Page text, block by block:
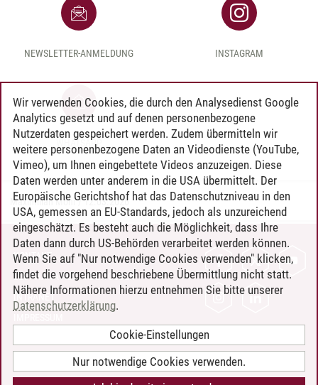
NEWSLETTER-ANMELDUNG INSTAGRAM
WHATSAPP
Maximilian Mohr/12.03.2026
KONTAKT
LEUPHANA ALS ARBEITGEBER
INTRANET
BARRIEREFREIHEIT
COOKIE-EINSTELLUNGEN
Wir verwenden Cookies, die durch den Analysedienst Google
Analytics gesetzt und auf denen personenbezogene
Nutzerdaten gespeichert werden. Zudem übermitteln wir
weitere personenbezogene Daten an Videodienste (YouTube,
Vimeo), um Ihnen eingebettete Videos anzuzeigen. Diese
Daten werden unter anderem in die USA übermittelt. Der
Europäische Gerichtshof hat das Datenschutzniveau in den
USA, gemessen an EU-Standards, jedoch als unzureichend
eingeschätzt. Es besteht auch die Möglichkeit, dass Ihre
Daten dann durch US-Behörden verarbeitet werden können.
Wenn Sie auf "Nur notwendige Cookies verwenden" klicken,
findet die vorgehend beschriebene Übermittlung nicht statt.
Nähere Informationen hierzu entnehmen Sie bitte unserer
Datenschutzerklärung.
Cookie-Einstellungen
Nur notwendige Cookies verwenden.